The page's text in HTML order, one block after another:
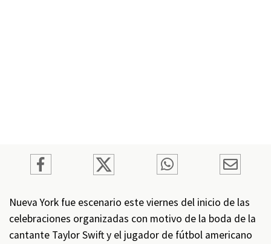
Nueva York fue escenario este viernes del inicio de las
celebraciones organizadas con motivo de la boda de la
cantante Taylor Swift y el jugador de fútbol americano